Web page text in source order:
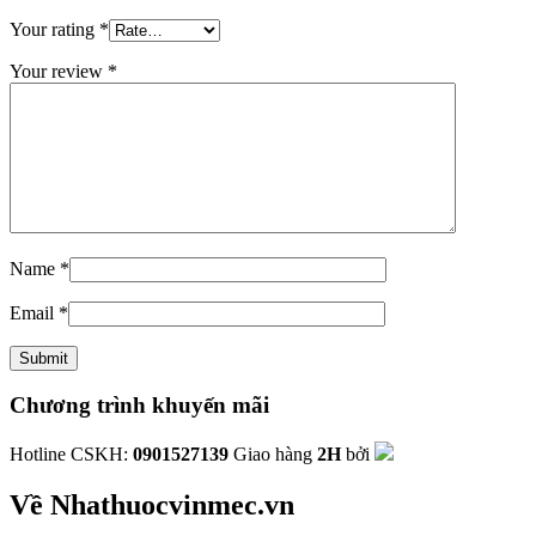
Your rating *
Your review *
Name *
Email *
Chương trình khuyến mãi
Hotline CSKH: 0901527139 Giao hàng 2Hbởi
Về Nhathuocvinmec.vn